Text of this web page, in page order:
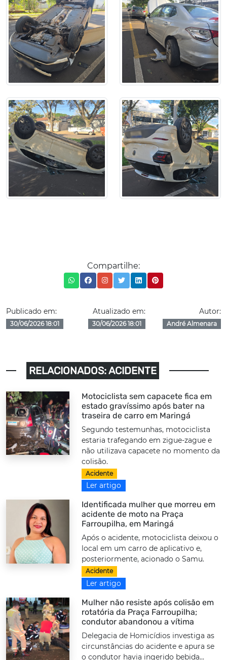
Compartilhe:
Publicado em:
30/06/2026 18:01
Atualizado em:
30/06/2026 18:01
Autor:
André Almenara
RELACIONADOS: ACIDENTE
Motociclista sem capacete fica em
estado gravíssimo após bater na
traseira de carro em Maringá
Segundo testemunhas, motociclista
estaria trafegando em zigue-zague e
não utilizava capacete no momento da
colisão.
Acidente
Ler artigo
Identificada mulher que morreu em
acidente de moto na Praça
Farroupilha, em Maringá
Após o acidente, motociclista deixou o
local em um carro de aplicativo e,
posteriormente, acionado o Samu.
Acidente
Ler artigo
Mulher não resiste após colisão em
rotatória da Praça Farroupilha;
condutor abandonou a vítima
Delegacia de Homicídios investiga as
circunstâncias do acidente e apura se
o condutor havia ingerido bebida...